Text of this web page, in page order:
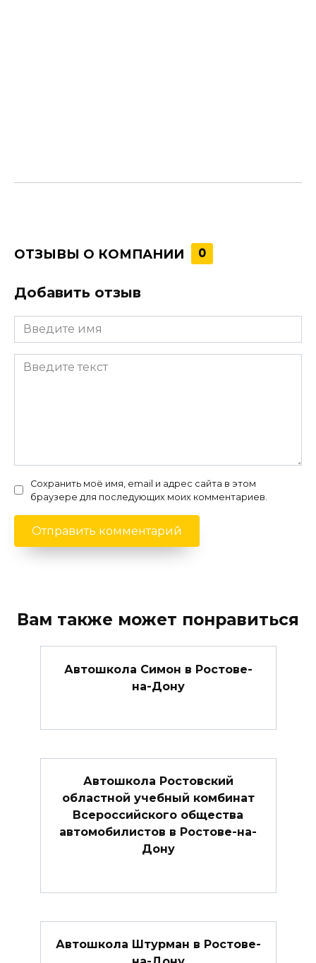
ОТЗЫВЫ О КОМПАНИИ 0
Добавить отзыв
Сохранить моё имя, email и адрес сайта в этом
браузере для последующих моих комментариев.
Вам также может понравиться
Автошкола Симон в Ростове-
на-Дону
Автошкола Ростовский
областной учебный комбинат
Всероссийского общества
автомобилистов в Ростове-на-
Дону
Автошкола Штурман в Ростове-